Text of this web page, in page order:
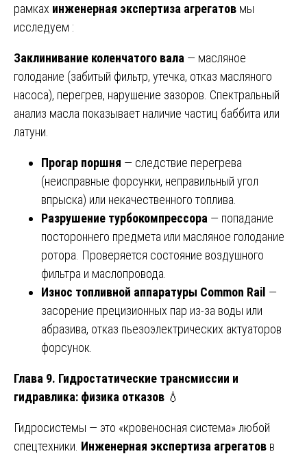
рамках инженерная экспертиза агрегатов мы
исследуем :
Заклинивание коленчатого вала — масляное
голодание (забитый фильтр, утечка, отказ масляного
насоса), перегрев, нарушение зазоров. Спектральный
анализ масла показывает наличие частиц баббита или
латуни.
Прогар поршня — следствие перегрева
(неисправные форсунки, неправильный угол
впрыска) или некачественного топлива.
Разрушение турбокомпрессора — попадание
постороннего предмета или масляное голодание
ротора. Проверяется состояние воздушного
фильтра и маслопровода.
Износ топливной аппаратуры Common Rail —
засорение прецизионных пар из-за воды или
абразива, отказ пьезоэлектрических актуаторов
форсунок.
Глава 9. Гидростатические трансмиссии и
гидравлика: физика отказов 💧
Гидросистемы — это «кровеносная система» любой
спецтехники. Инженерная экспертиза агрегатов в